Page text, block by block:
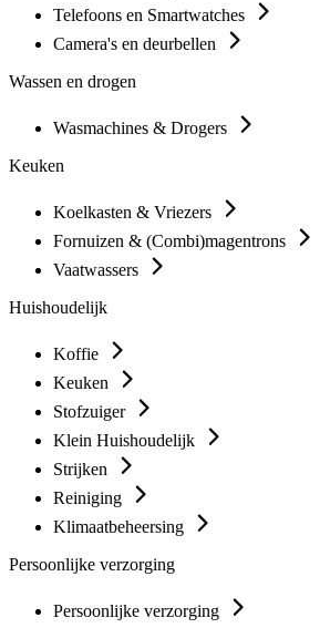
Telefoons en Smartwatches
Camera's en deurbellen
Wassen en drogen
Wasmachines & Drogers
Keuken
Koelkasten & Vriezers
Fornuizen & (Combi)magentrons
Vaatwassers
Huishoudelijk
Koffie
Keuken
Stofzuiger
Klein Huishoudelijk
Strijken
Reiniging
Klimaatbeheersing
Persoonlijke verzorging
Persoonlijke verzorging